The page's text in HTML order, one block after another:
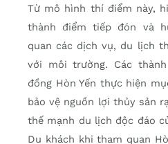
Từ mô hình thí điểm này,
thành điểm tiếp đón và
quan các dịch vụ, du lịch
với môi trường. Các
đồng Hòn Yến thực hiện
bảo vệ nguồn lợi thủy sản
thế mạnh du lịch độc đáo
Du khách khi tham quan